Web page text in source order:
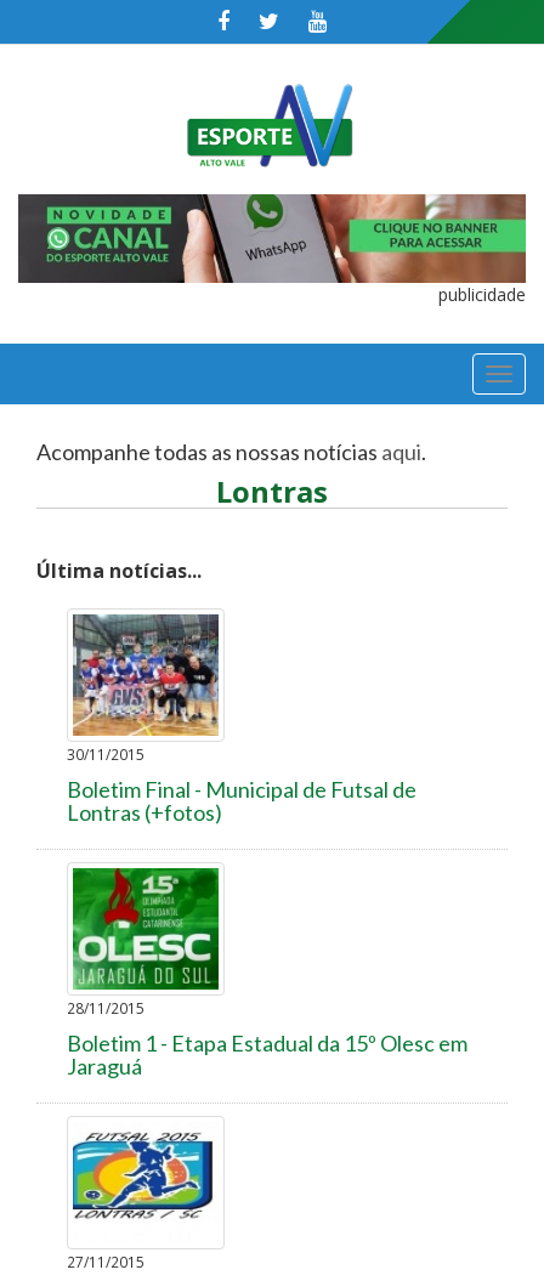
publicidade
Acompanhe todas as nossas notícias aqui.
Lontras
Última notícias...
30/11/2015
Boletim Final - Municipal de Futsal de
Lontras (+fotos)
28/11/2015
Boletim 1 - Etapa Estadual da 15º Olesc em
Jaraguá
27/11/2015